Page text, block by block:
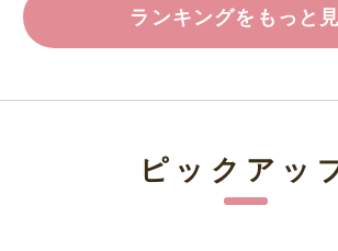
ランキングをもっと
ピックアッ